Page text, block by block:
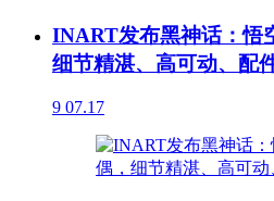
INART发布黑神话：悟
细节精湛、高可动、配
9 07.17